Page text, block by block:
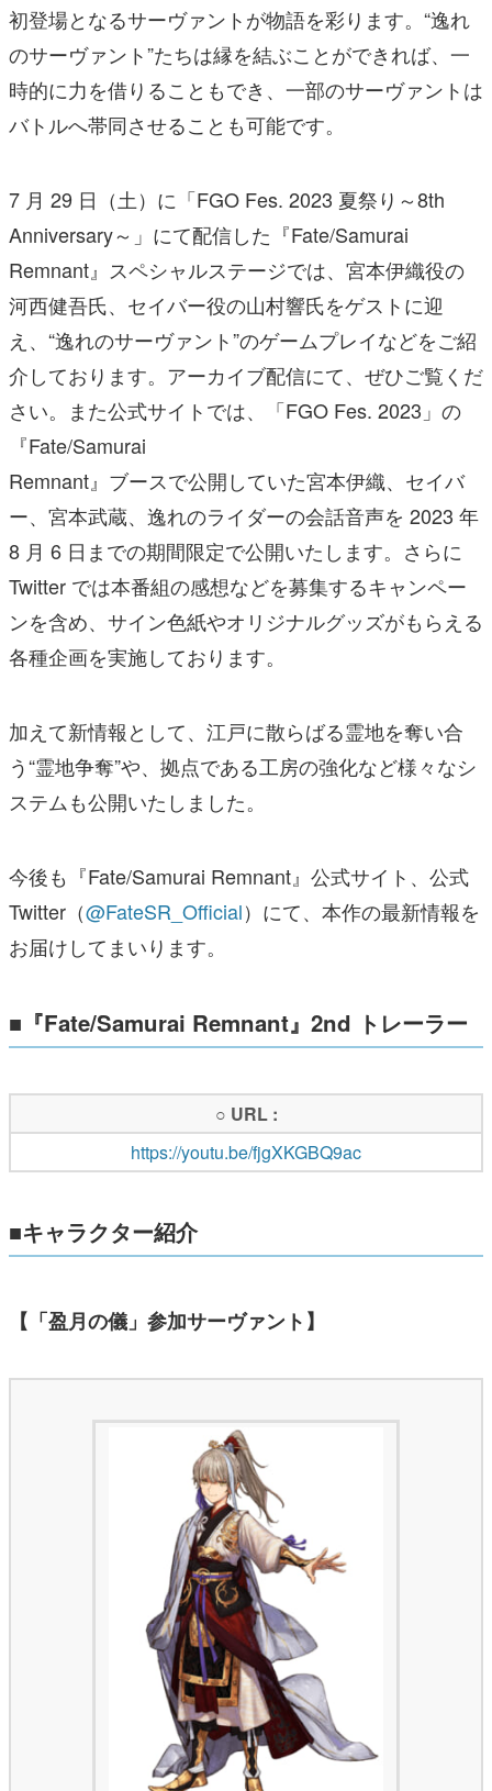
初登場となるサーヴァントが物語を彩ります。“逸れ
のサーヴァント”たちは縁を結ぶことができれば、一
時的に力を借りることもでき、一部のサーヴァントは
バトルへ帯同させることも可能です。
7 月 29 日（土）に「FGO Fes. 2023 夏祭り～8th
Anniversary～」にて配信した『Fate/Samurai
Remnant』スペシャルステージでは、宮本伊織役の
河西健吾氏、セイバー役の山村響氏をゲストに迎
え、“逸れのサーヴァント”のゲームプレイなどをご紹
介しております。アーカイブ配信にて、ぜひご覧くだ
さい。また公式サイトでは、「FGO Fes. 2023」の
『Fate/Samurai
Remnant』ブースで公開していた宮本伊織、セイバ
ー、宮本武蔵、逸れのライダーの会話音声を 2023 年
8 月 6 日までの期間限定で公開いたします。さらに
Twitter では本番組の感想などを募集するキャンペー
ンを含め、サイン色紙やオリジナルグッズがもらえる
各種企画を実施しております。
加えて新情報として、江戸に散らばる霊地を奪い合
う“霊地争奪”や、拠点である工房の強化など様々なシ
ステムも公開いたしました。
今後も『Fate/Samurai Remnant』公式サイト、公式
Twitter（@FateSR_Official）にて、本作の最新情報を
お届けしてまいります。
■『Fate/Samurai Remnant』2nd トレーラー
○ URL :
https://youtu.be/fjgXKGBQ9ac
■キャラクター紹介
【「盈月の儀」参加サーヴァント】